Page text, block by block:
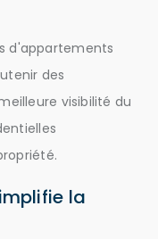
d'appartements
des
visibilité du
la